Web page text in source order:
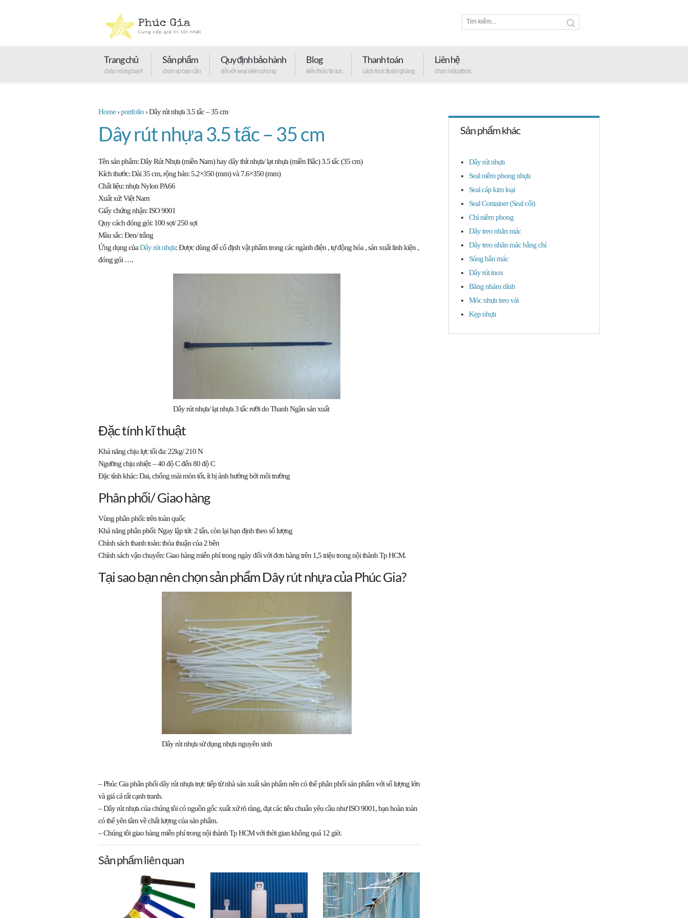
Trang chủ
chào mừng bạn!
Sản phẩm
chọn sp bạn cần
Quy định bảo hành
đối với seal niêm phong
Blog
kiến thức/ tin tức
Thanh toán
cách thức ttoán/ ghàng
Liên hệ
chọn một p/thức
Home ›portfolio ›Dây rút nhựa 3.5 tấc – 35 cm
Dây rút nhựa 3.5 tấc – 35 cm
Tên sản phẩm:Dây Rút Nhựa (miền Nam) hay dây thít nhựa/ lạt nhựa (miền Bắc) 3.5 tấc (35 cm)
Kích thước: Dài 35 cm, rộng bản: 5.2×350 (mm) và 7.6×350 (mm)
Chất liệu:nhựa Nylon PA66
Xuất xứ:Việt Nam
Giấy chứng nhận: ISO 9001
Quy cách đóng gói: 100 sợi/ 250 sợi
Màu sắc: Đen/ trắng
Ứng dụng củaDây rút nhựa: Được dùng để cố định vật phẩm trong các ngành điện , tự động hóa , sản xuất linh kiện ,
đóng gói ….
Dây rút nhựa/ lạt nhựa 3 tấc rưỡi do Thanh Ngân sản xuất
Đặc tính kĩ thuật
Khả năng chịu lực tối đa: 22kg/ 210 N
Ngưỡng chịu nhiệt: – 40 độ C đến 80 độ C
Đặc tính khác: Dai, chống mài mòn tốt, ít bị ảnh hưởng bởi môi trường
Phân phối/ Giao hàng
Vùng phân phối:trên toàn quốc
Khả năng phân phối: Ngay lập tức 2 tấn, còn lại hạn định theo số lượng
Chính sách thanh toán: thỏa thuận của 2 bên
Chính sách vận chuyển:Giao hàng miễn phí trong ngàyđối với đơn hàngtrên 1,5 triệutrongnội thành Tp HCM.
Tại sao bạn nên chọn sản phẩm Dây rút nhựa của Phúc Gia?
Dây rút nhựa sử dụng nhựa nguyên sinh
– Phúc Gia phân phối dây rút nhựa trực tiếp từnhà sản xuất sản phẩmnên có thể phân phối sản phẩm với số lượng lớn
và giá cả rất cạnh tranh.
–Dây rút nhựacủa chúng tôi cónguồn gốc xuất xứ rõ ràng,đạt các tiêu chuẩn yêu cầunhư ISO 9001, bạn hoàn toàn
có thể yên tâm về chất lượng của sản phẩm.
– Chúng tôi giao hàng miễn phítrong nội thành Tp HCM với thời gian không quá 12 giờ.
Sản phẩm liên quan
Sản phẩm khác
Dây rút nhựa
Seal niêm phong nhựa
Seal cáp kim loại
Seal Container (Seal cối)
Chì niêm phong
Dây treo nhãn mác
Dây treo nhãn mác bằng chỉ
Súng bắn mác
Dây rút inox
Băng nhám dính
Móc nhựa treo vải
Kẹp nhựa